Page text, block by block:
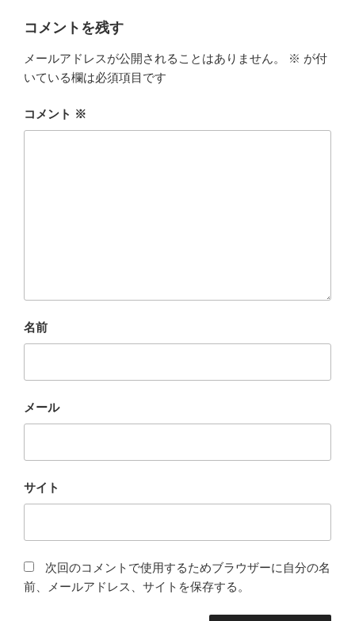
コメントを残す
メールアドレスが公開されることはありません。 ※ が付
いている欄は必須項目です
コメント ※
名前
メール
サイト
次回のコメントで使用するためブラウザーに自分の名
前、メールアドレス、サイトを保存する。